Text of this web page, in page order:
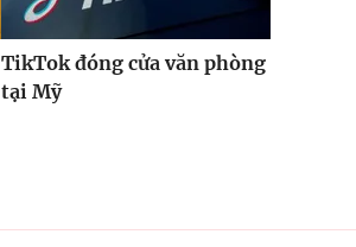
TikTok đóng cửa văn phòng
tại Mỹ